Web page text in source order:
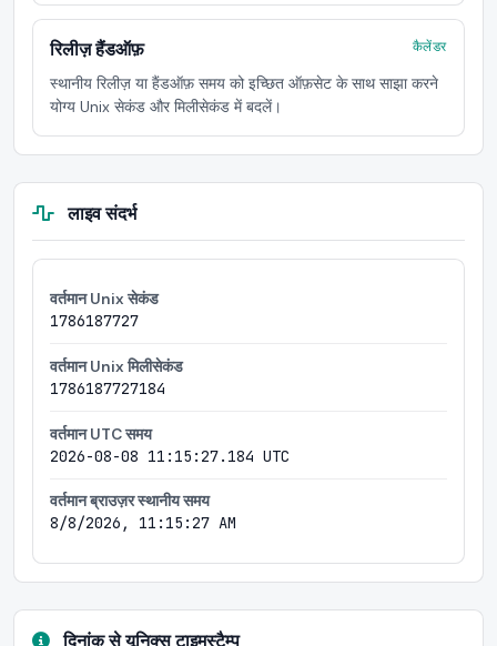
रिलीज़ हैंडऑफ़ कैलेंडर
स्थानीय रिलीज़ या हैंडऑफ़ समय को इच्छित ऑफ़सेट के साथ साझा करने
योग्य Unix सेकंड और मिलीसेकंड में बदलें।
लाइव संदर्भ
वर्तमान Unix सेकंड
1786187727
वर्तमान Unix मिलीसेकंड
1786187727184
वर्तमान UTC समय
2026-08-08 11:15:27.184 UTC
वर्तमान ब्राउज़र स्थानीय समय
8/8/2026, 11:15:27 AM
दिनांक से यूनिक्स टाइमस्टैम्प